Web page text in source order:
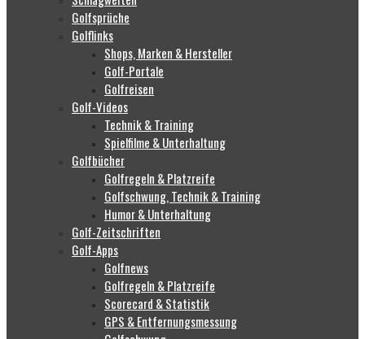
Golfsprüche
Golflinks
Shops, Marken & Hersteller
Golf-Portale
Golfreisen
Golf-Videos
Technik & Training
Spielfilme & Unterhaltung
Golfbücher
Golfregeln & Platzreife
Golfschwung, Technik & Training
Humor & Unterhaltung
Golf-Zeitschriften
Golf-Apps
Golfnews
Golfregeln & Platzreife
Scorecard & Statistik
GPS & Entfernungsmessung